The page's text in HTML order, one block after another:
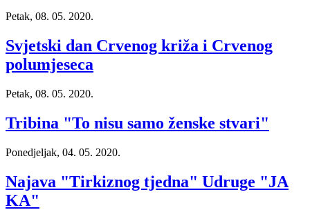
Petak, 08. 05. 2020.
Svjetski dan Crvenog križa i Crvenog
polumjeseca
Petak, 08. 05. 2020.
Tribina "To nisu samo ženske stvari"
Ponedjeljak, 04. 05. 2020.
Najava "Tirkiznog tjedna" Udruge "JA
KA"